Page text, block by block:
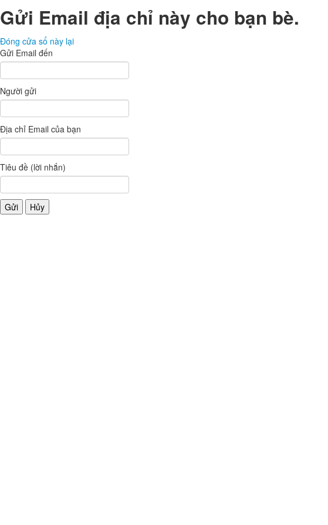
Gửi Email địa chỉ này cho bạn bè.
Đóng cửa sổ này lại
Gửi Email đến
Người gửi
Địa chỉ Email của bạn
Tiêu đề (lời nhắn)
Gửi Hủy